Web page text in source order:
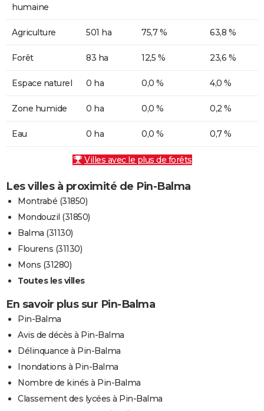
humaine
Agriculture 501 ha 75,7 % 63,8 %
Forêt 83 ha 12,5 % 23,6 %
Espace naturel 0 ha 0,0 % 4,0 %
Zone humide 0 ha 0,0 % 0,2 %
Eau 0 ha 0,0 % 0,7 %
Villes avec le plus de forêts
Les villes à proximité de Pin-Balma
Montrabé (31850)
Mondouzil (31850)
Balma (31130)
Flourens (31130)
Mons (31280)
Toutes les villes
En savoir plus sur Pin-Balma
Pin-Balma
Avis de décès à Pin-Balma
Délinquance à Pin-Balma
Inondations à Pin-Balma
Nombre de kinés à Pin-Balma
Classement des lycées à Pin-Balma